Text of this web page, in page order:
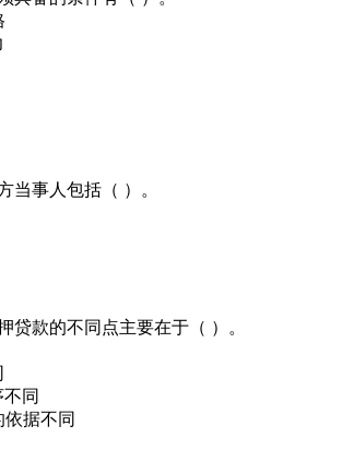
当事人包括（ ）。
贷款的不同点主要在于（ ）。
同
据不同